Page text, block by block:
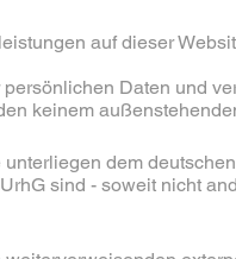
auf dieser
Daten und
keinem
dem
sind - soweit nicht